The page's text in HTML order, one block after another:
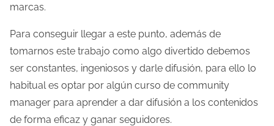
marcas.
Para conseguir llegar a este punto, además de
tomarnos este trabajo como algo divertido debemos
ser constantes, ingeniosos y darle difusión, para ello lo
habitual es optar por algún curso de community
manager para aprender a dar difusión a los contenidos
de forma eficaz y ganar seguidores.